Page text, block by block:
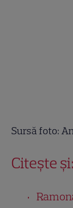
Sursă foto:
Citește și: